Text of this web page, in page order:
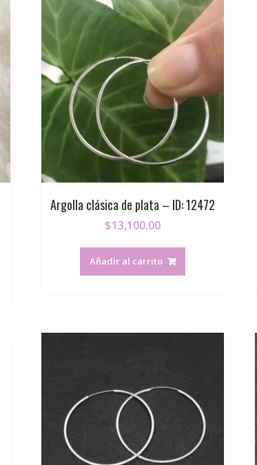
Argolla clásica de plata – ID: 12472
$13,100.00
Añadir al carrito